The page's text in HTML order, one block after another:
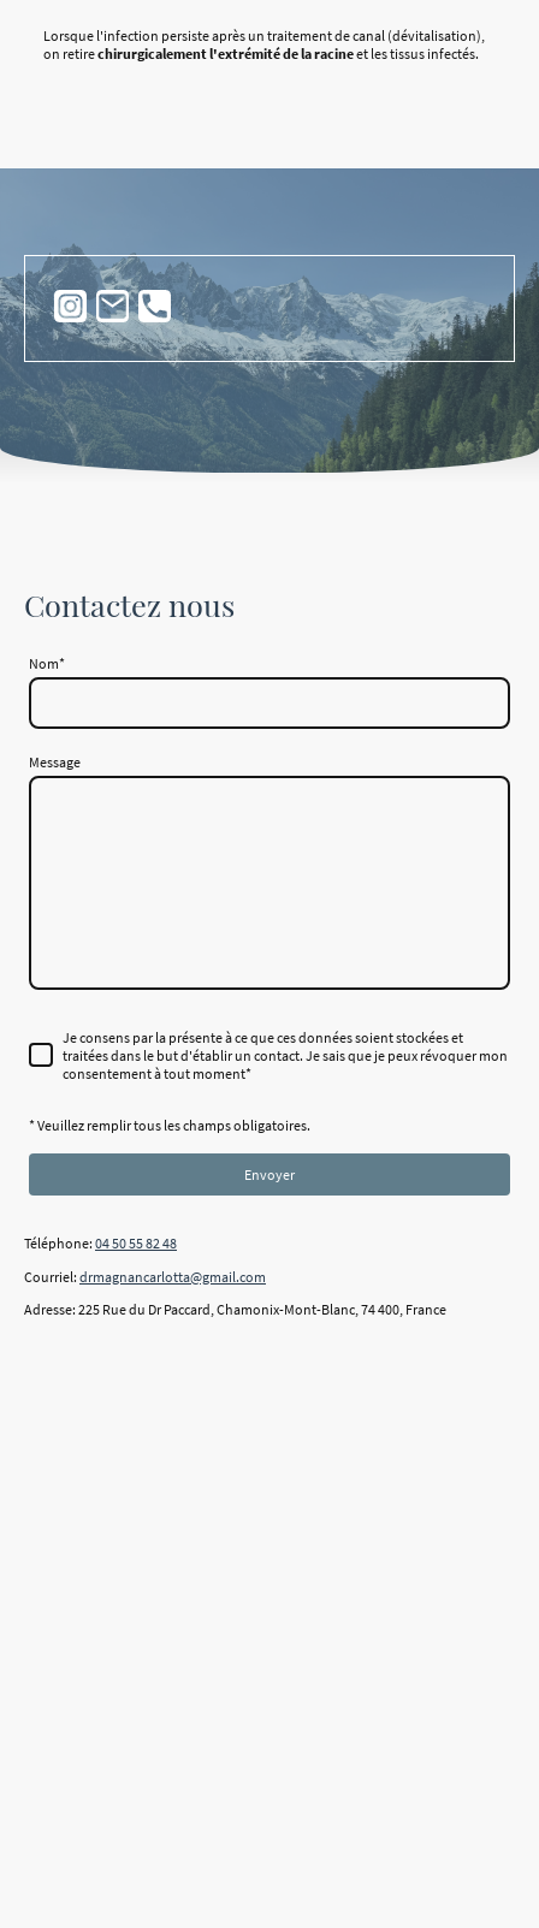
Lorsque l'infection persiste après un traitement de canal (dévitalisation),
on retirechirurgicalement l'extrémité de la racineet les tissus infectés.
Contactez nous
Nom*
Message
Je consens par la présente à ce que ces données soient stockées et
traitées dans le but d'établir un contact. Je sais que je peux révoquer mon
consentement à tout moment*
* Veuillez remplir tous les champs obligatoires.
Envoyer
Téléphone: 04 50 55 82 48
Courriel: drmagnancarlotta@gmail.com
Adresse: 225 Rue du Dr Paccard, Chamonix-Mont-Blanc, 74 400, France